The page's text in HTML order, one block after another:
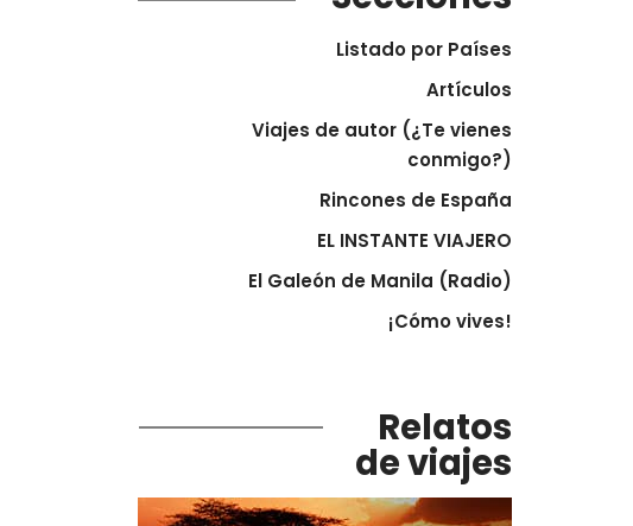
Listado por Países
Artículos
Viajes de autor (¿Te vienes
conmigo?)
Rincones de España
EL INSTANTE VIAJERO
El Galeón de Manila (Radio)
¡Cómo vives!
Relatos
de viajes